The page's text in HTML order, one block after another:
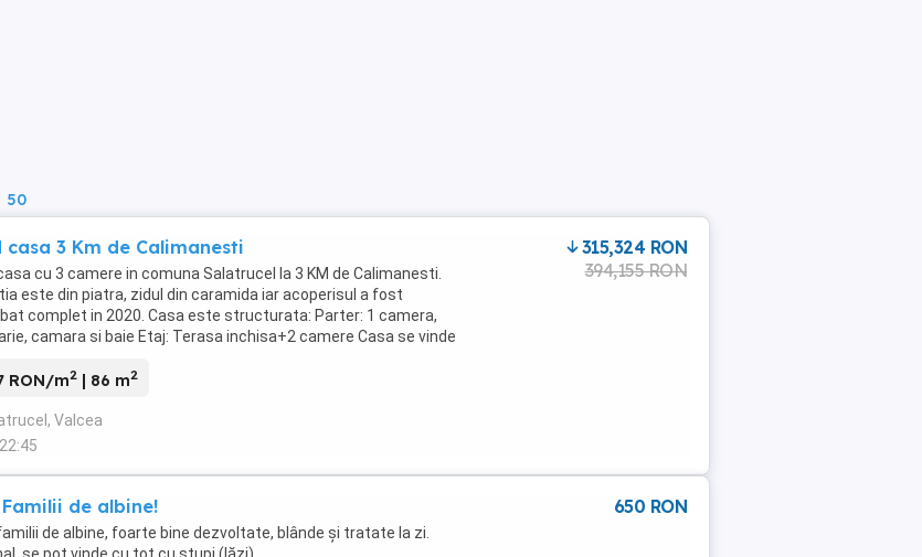
50
casa 3 Km de Calimanesti
cu 3 camere in comuna Salatrucel la 3 KM de Calimanesti.
este din piatra, zidul din caramida iar acoperisul a fost
complet in 2020. Casa este structurata: Parter: 1 camera,
camara si baie Etaj: Terasa inchisa+2 camere Casa se vinde
RON/m2 | 86 m2
Valcea
315,324 RON
394,155 RON
Familii de albine!
de albine, foarte bine dezvoltate, blânde și tratate la zi.
se pot vinde cu tot cu stupi (lăzi).
650 RON